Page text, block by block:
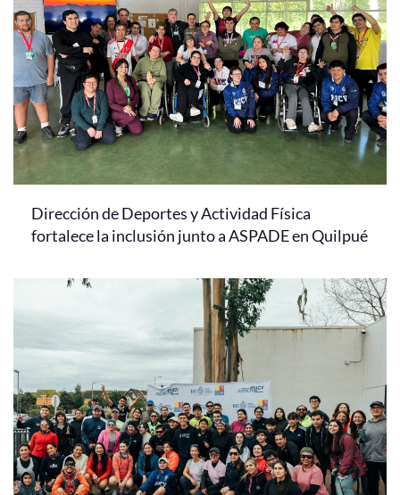
Dirección de Deportes y Actividad Física
fortalece la inclusión junto a ASPADE en Quilpué